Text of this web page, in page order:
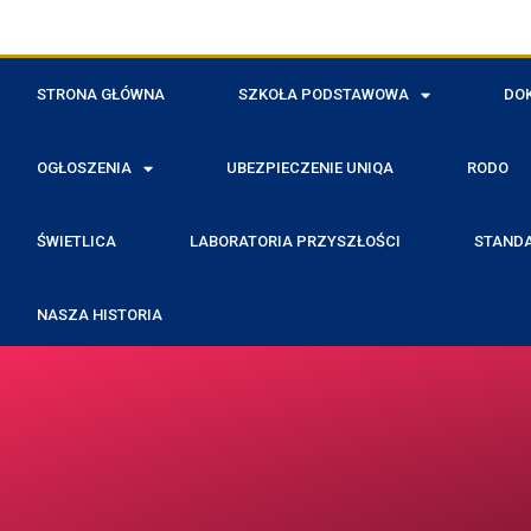
STRONA GŁÓWNA SZKOŁA PODSTAWOWA
OGŁOSZENIA UBEZPIECZENIE UNIQA RODO
ŚWIETLICA LABORATORIA PRZYSZŁOŚCI
NASZA HISTORIA